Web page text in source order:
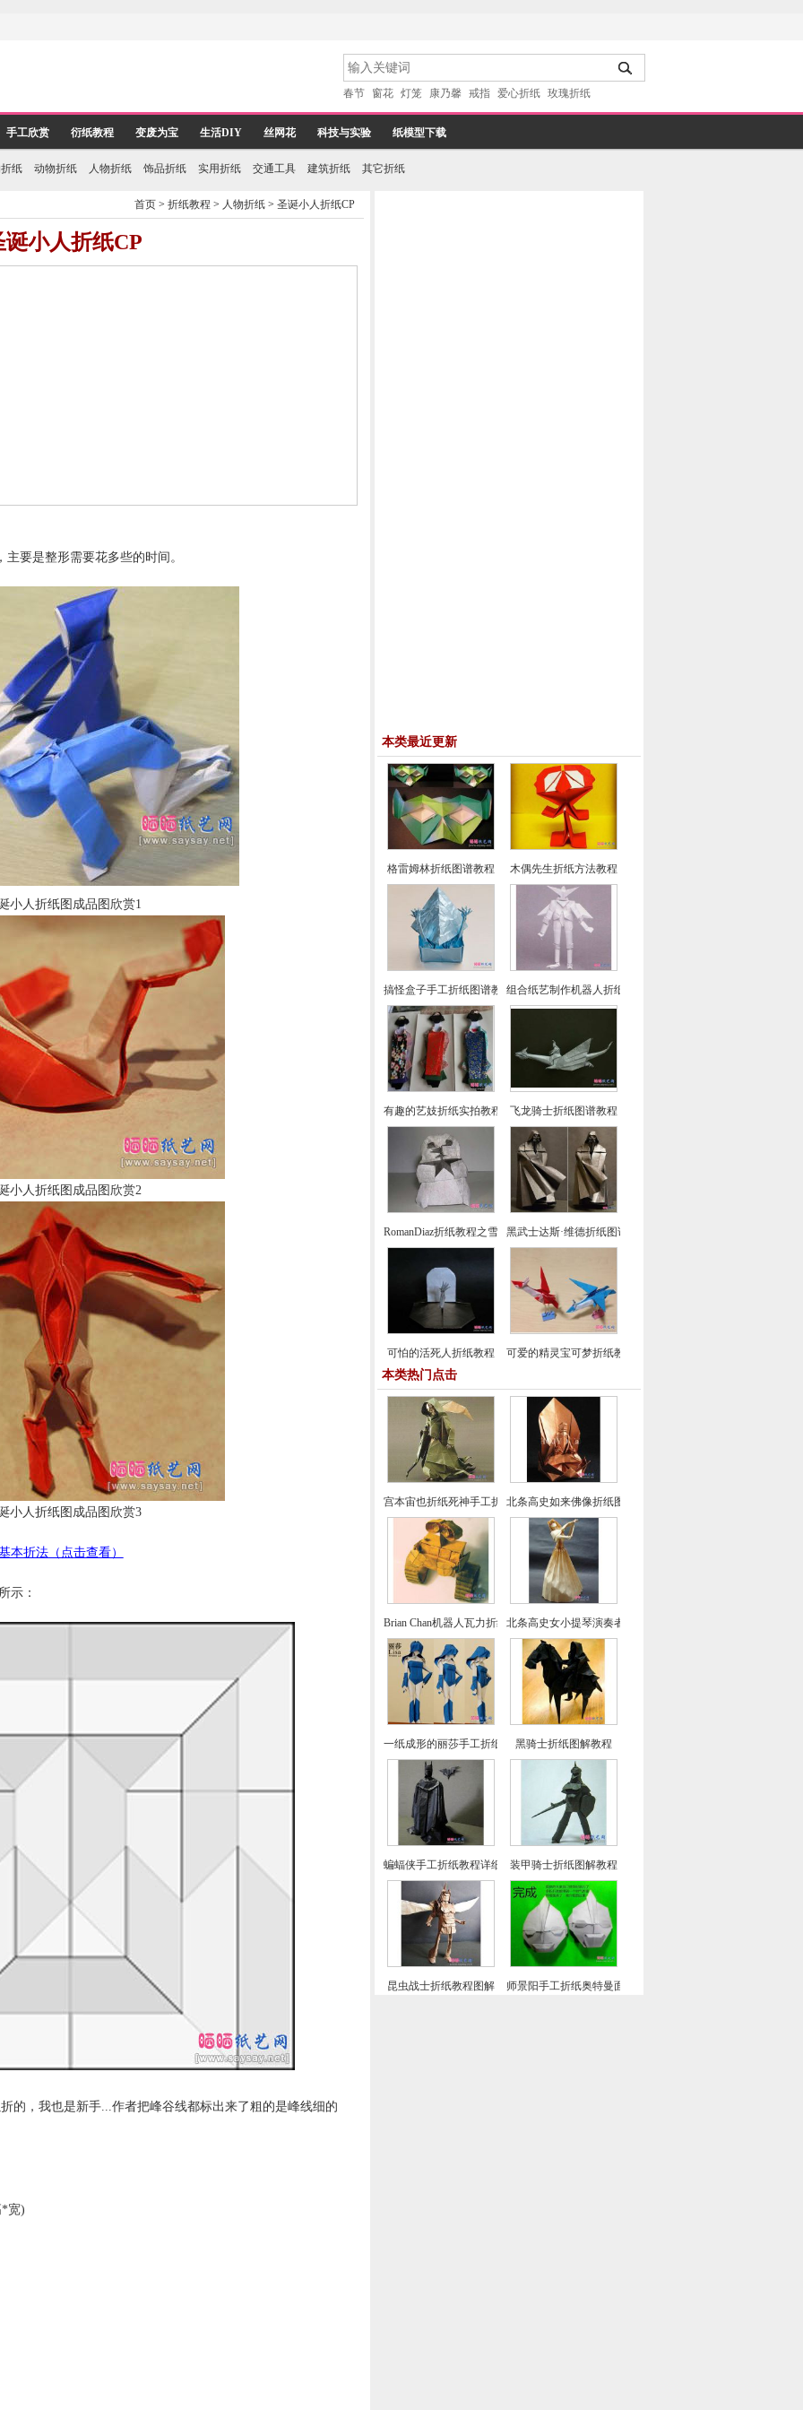
春节 窗花 灯笼 康乃馨 戒指 爱心折纸 玫瑰折纸
手工欣赏 衍纸教程 变废为宝 生活DIY 丝网花 科技与实验 纸模型下载
纸 动物折纸 人物折纸 饰品折纸 实用折纸 交通工具 建筑折纸 其它折纸
首页 >折纸教程 > 人物折纸 >圣诞小人折纸CP
诞小人折纸CP
要是整形需要花多些的时间。
小人折纸图成品图欣赏1
小人折纸图成品图欣赏2
小人折纸图成品图欣赏3
本折法（点击查看）
示：
，我也是新手...作者把峰谷线都标出来了粗的是峰线细的
宽)
本类最近更新
格雷姆林折纸图谱教程 木偶先生折纸方法教程
搞怪盒子手工折纸图谱教程组合纸艺制作机器人折纸图谱教程
有趣的艺妓折纸实拍教程 飞龙骑士折纸图谱教程
RomanDiaz折纸教程之雪人的折法黑武士达斯·维德折纸图谱教程
可怕的活死人折纸教程 可爱的精灵宝可梦折纸教程
本类热门点击
宫本宙也折纸死神手工折纸教程图解北条高史如来佛像折纸图解教程
Brian Chan机器人瓦力折纸教程图解北条高史女小提琴演奏者的折法
一纸成形的丽莎手工折纸CP及实拍教程
黑骑士折纸图解教程
蝙蝠侠手工折纸教程详细图解装甲骑士折纸图解教程
昆虫战士折纸教程图解 师景阳手工折纸奥特曼面具的折法